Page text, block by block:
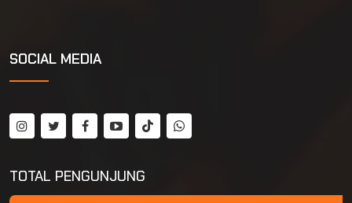
SOCIAL MEDIA
TOTAL PENGUNJUNG